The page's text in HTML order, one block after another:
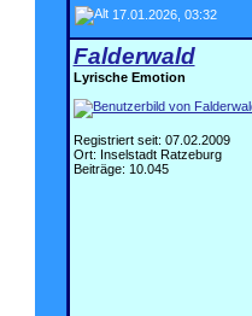
17.01.2026, 03:32
Falderwald
Lyrische Emotion
Registriert seit: 07.02.2009
Ort: Inselstadt Ratzeburg
Beiträge: 10.045